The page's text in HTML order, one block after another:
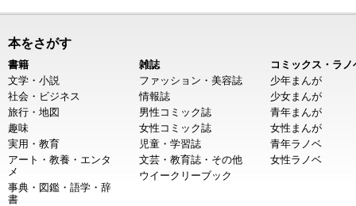
本をさがす
書籍
文学・小説
社会・ビジネス
旅行・地図
趣味
実用・教育
アート・教養・エンタ
メ
事典・図鑑・語学・辞
書
雑誌
ファッション・美容誌
情報誌
男性コミック誌
女性コミック誌
児童・学習誌
文芸・教育誌・その他
ウイークリーブック
コミックス・ラノ
少年まんが
少女まんが
青年まんが
女性まんが
青年ラノベ
女性ラノベ